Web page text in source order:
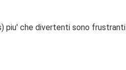
piu' che divertenti sono frustranti